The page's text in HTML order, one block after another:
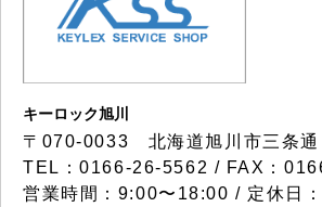
キーロック旭川
〒070-0033 北海道旭川市三条通
TEL：0166-26-5562 / FAX：
営業時間：9:00〜18:00 / 定休日：